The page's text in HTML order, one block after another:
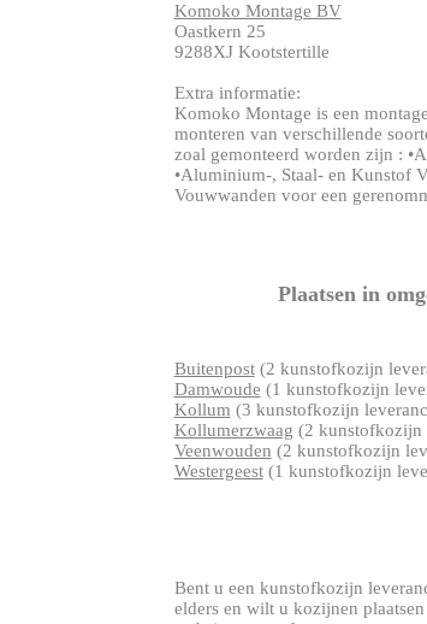
Komoko Montage BV
Oastkern 25
9288XJ Kootstertille
Extra informatie:
Komoko Montage is een
monteren van verschillende
zoal gemonteerd worden zijn :
•Aluminium-, Staal- en Kunstof
Vouwwanden voor een
Plaatsen in
Buitenpost(2 kunstofkozijn
Damwoude (1 kunstofkozijn
Kollum (3 kunstofkozijn
Kollumerzwaag (2 kunstofkozijn
Veenwouden (2 kunstofkozijn
Westergeest(1 kunstofkozijn
Bent u een kunstofkozijn
elders en wilt u kozijnen